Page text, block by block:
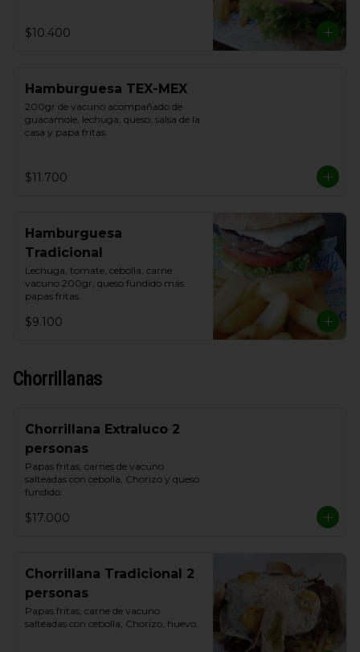
$10.400
Hamburguesa TEX-MEX
200gr de vacuno acompañado de
guacamole, lechuga, queso, salsa de la
casa y papa fritas.
$11.700
Hamburguesa
Tradicional
Lechuga, tomate, cebolla, carne
vacuno 200gr, queso fundido más
papas fritas.
$9.100
Chorrillanas
Chorrillana Extraluco 2
personas
Papas fritas, carnes de vacuno
salteadas con cebolla, Chorizo y queso
fundido.
$17.000
Chorrillana Tradicional 2
personas
Papas fritas, carne de vacuno
salteadas con cebolla, Chorizo, huevo.